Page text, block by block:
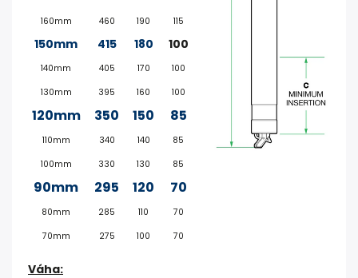
160mm
460 190 115
150mm 415 180 100
140mm 405 170
100
130mm
395 160 100
120mm 350 150 85
110mm 340 140
85
100mm
330 130 85
90mm 295 120 70
80mm 285 110
70
70mm
275 100 70
Váha: